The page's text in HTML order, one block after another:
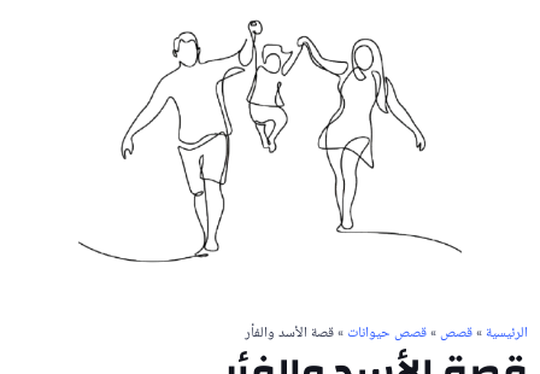
الرئيسية»قصص»قصص حيوانات» قصة الأسد والفأر